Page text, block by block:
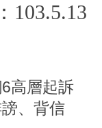
103.5.13
高層起訴
、背信